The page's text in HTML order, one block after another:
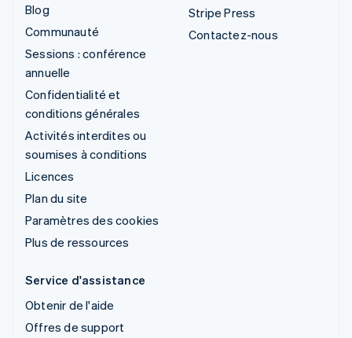
Blog
Communauté
Sessions : conférence
annuelle
Confidentialité et
conditions générales
Activités interdites ou
soumises à conditions
Licences
Plan du site
Paramètres des cookies
Plus de ressources
Stripe Press
Contactez-nous
Service d'assistance
Obtenir de l'aide
Offres de support